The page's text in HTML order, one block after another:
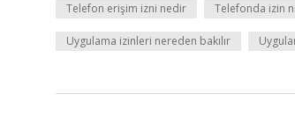
Telefon erişim izni nedir Telefonda izin
Uygulama izinleri nereden bakılır